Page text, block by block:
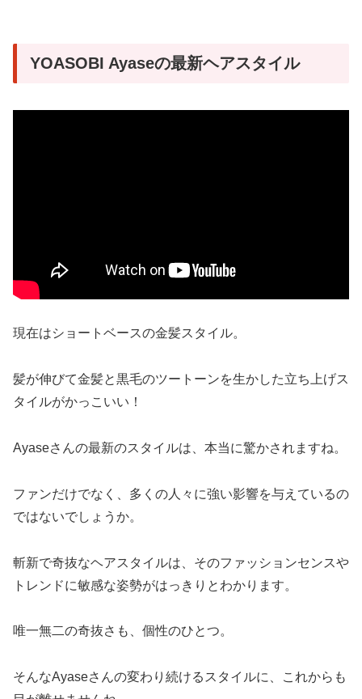
YOASOBI Ayaseの最新ヘアスタイル
現在はショートベースの金髪スタイル。
髪が伸びて金髪と黒毛のツートーンを生かした立ち上げス
タイルがかっこいい！
Ayaseさんの最新のスタイルは、本当に驚かされますね。
ファンだけでなく、多くの人々に強い影響を与えているの
ではないでしょうか。
斬新で奇抜なヘアスタイルは、そのファッションセンスや
トレンドに敏感な姿勢がはっきりとわかります。
唯一無二の奇抜さも、個性のひとつ。
そんなAyaseさんの変わり続けるスタイルに、これからも